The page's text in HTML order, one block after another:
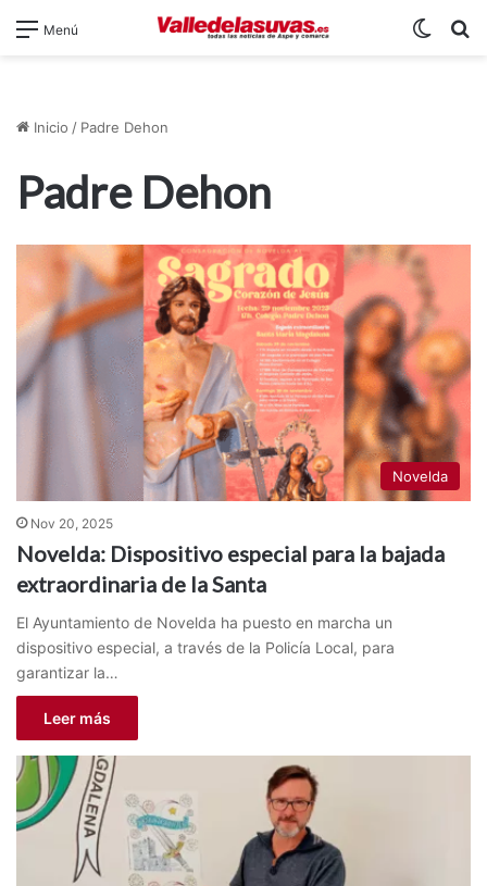
Menú
Inicio / Padre Dehon
Padre Dehon
Novelda
Nov 20, 2025
Novelda: Dispositivo especial para la bajada
extraordinaria de la Santa
El Ayuntamiento de Novelda ha puesto en marcha un
dispositivo especial, a través de la Policía Local, para
garantizar la…
Leer más